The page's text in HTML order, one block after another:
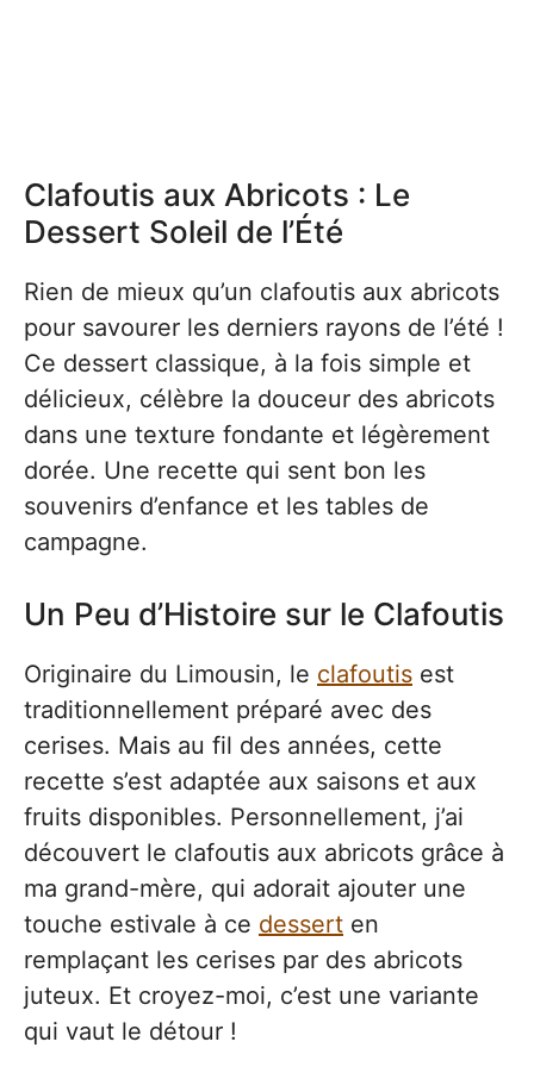
Clafoutis aux Abricots : Le
Dessert Soleil de l’Été
Rien de mieux qu’un clafoutis aux abricots
pour savourer les derniers rayons de l’été !
Ce dessert classique, à la fois simple et
délicieux, célèbre la douceur des abricots
dans une texture fondante et légèrement
dorée. Une recette qui sent bon les
souvenirs d’enfance et les tables de
campagne.
Un Peu d’Histoire sur le Clafoutis
Originaire du Limousin, le clafoutis est
traditionnellement préparé avec des
cerises. Mais au fil des années, cette
recette s’est adaptée aux saisons et aux
fruits disponibles. Personnellement, j’ai
découvert le clafoutis aux abricots grâce à
ma grand-mère, qui adorait ajouter une
touche estivale à ce dessert en
remplaçant les cerises par des abricots
juteux. Et croyez-moi, c’est une variante
qui vaut le détour !